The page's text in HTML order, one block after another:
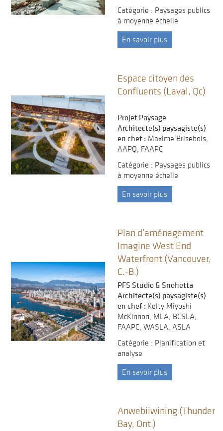
Catégorie : Paysages publics
à moyenne échelle
En savoir plus
Espace citoyen des
Confluents (Laval, Qc)
Projet Paysage
Architecte(s) paysagiste(s)
en chef : Maxime Brisebois,
AAPQ, FAAPC
Catégorie : Paysages publics
à moyenne échelle
En savoir plus
Plan d’aménagement
Imagine West End
Waterfront (Vancouver,
C.-B.)
PFS Studio & Snohetta
Architecte(s) paysagiste(s)
en chef : Kelty Miyoshi
McKinnon, MLA, BCSLA,
FAAPC, WASLA, ASLA
Catégorie : Planification et
analyse
En savoir plus
Anwebiiwining (Thunder
Bay, Ont.)